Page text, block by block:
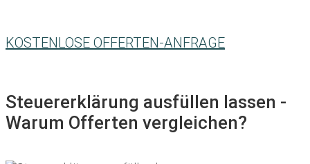
KOSTENLOSE OFFERTEN-ANFRAGE
Steuererklärung ausfüllen lassen -
Warum Offerten vergleichen?